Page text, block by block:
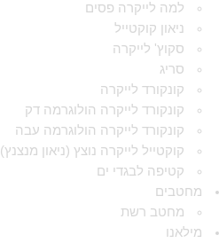
למה לייקרה פסים
ניאון קוקטייל
סקוץ' לייקרה
סריג
קונקורד לייקרה
קונקורד לייקרה הולוגרמה דק
קונקורד לייקרה הולוגרמה עבה
קוקטייל לייקרה נוצץ (ניאון מנצנץ)
קטיפה לבגדי ים
מחטבים
מחטב רשת
מילאנו